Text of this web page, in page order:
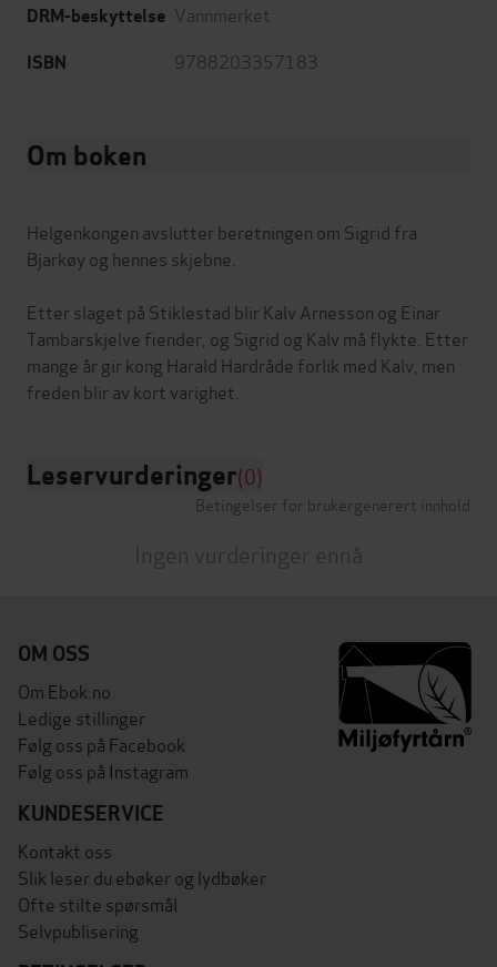
DRM-beskyttelse Vannmerket
ISBN 9788203357183
Om boken
Helgenkongen avslutter beretningen om Sigrid fra
Bjarkøy og hennes skjebne.
Etter slaget på Stiklestad blir Kalv Arnesson og Einar
Tambarskjelve fiender, og Sigrid og Kalv må flykte. Etter
mange år gir kong Harald Hardråde forlik med Kalv, men
Leservurderinger(0)
Betingelser for brukergenerert innhold
Ingen vurderinger ennå
OM OSS
Om Ebok.no
Ledige stillinger
Følg oss på Facebook
Følg oss på Instagram
KUNDESERVICE
Kontakt oss
Slik leser du ebøker og lydbøker
Ofte stilte spørsmål
Selvpublisering